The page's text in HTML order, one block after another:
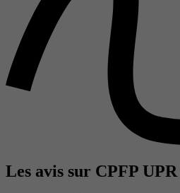
Les avis sur CPFP UPR